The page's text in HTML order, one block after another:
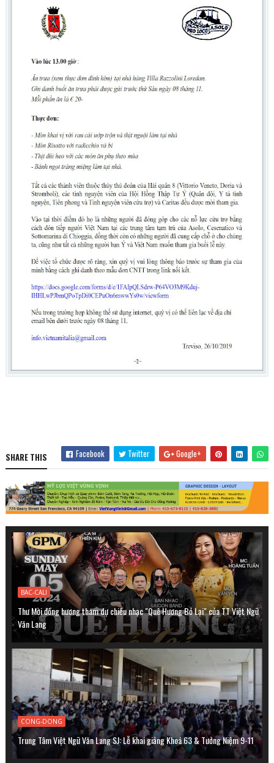
SHARE THIS Facebook Twitter Google+
BAC-CALI
Thư Mời đồng hương tham dự chiều nhạc "Quê Hương Bỏ Lại" của TT Việt Ngữ
Văn Lang
CONG-DONG
Trung Tâm Việt Ngữ Văn Lang SJ: Lễ khai giảng Khoá 63 & Tưởng Niệm 9-11